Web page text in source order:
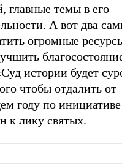
главные темы в его
А вот два
огромные
истории будет
чтобы отдалить от
году по инициативе
к лику святых.